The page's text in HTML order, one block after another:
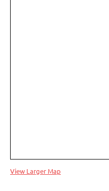
View Larger Map